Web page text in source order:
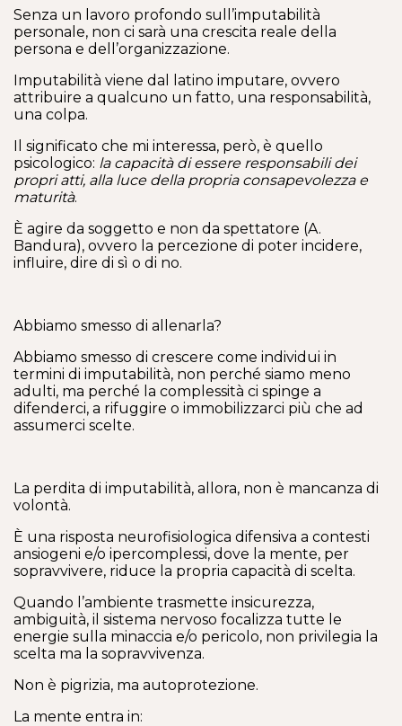
Senza un lavoro profondo sull’imputabilità
personale, non ci sarà una crescita reale della
persona e dell’organizzazione.
Imputabilità viene dal latino imputare, ovvero
attribuire a qualcuno un fatto, una responsabilità,
una colpa.
Il significato che mi interessa, però, è quello
psicologico: la capacità di essere responsabili dei
propri atti, alla luce della propria consapevolezza e
maturità.
È agire da soggetto e non da spettatore (A.
Bandura), ovvero la percezione di poter incidere,
influire, dire di sì o di no.
Abbiamo smesso di allenarla?
Abbiamo smesso di crescere come individui in
termini di imputabilità, non perché siamo meno
adulti, ma perché la complessità ci spinge a
difenderci, a rifuggire o immobilizzarci più che ad
assumerci scelte.
La perdita di imputabilità, allora, non è mancanza di
volontà.
È una risposta neurofisiologica difensiva a contesti
ansiogeni e/o ipercomplessi, dove la mente, per
sopravvivere, riduce la propria capacità di scelta.
Quando l’ambiente trasmette insicurezza,
ambiguità, il sistema nervoso focalizza tutte le
energie sulla minaccia e/o pericolo, non privilegia la
scelta ma la sopravvivenza.
Non è pigrizia, ma autoprotezione.
La mente entra in: